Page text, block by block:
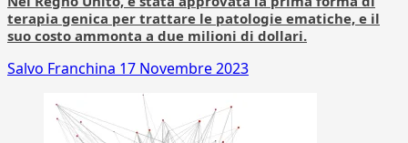
terapia genica per trattare le patologie ematiche, e il
suo costo ammonta a due milioni di dollari.
Salvo Franchina 17 Novembre 2023